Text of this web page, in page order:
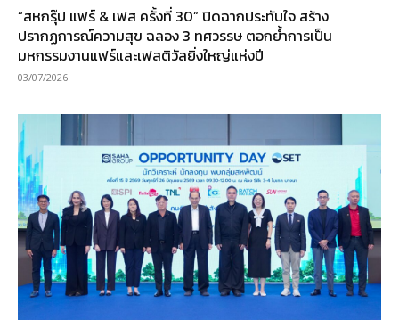
“สหกรุ๊ป แฟร์ & เฟส ครั้งที่ 30” ปิดฉากประทับใจ สร้าง
ปรากฏการณ์ความสุข ฉลอง 3 ทศวรรษ ตอกย้ำการเป็น
มหกรรมงานแฟร์และเฟสติวัลยิ่งใหญ่แห่งปี
03/07/2026